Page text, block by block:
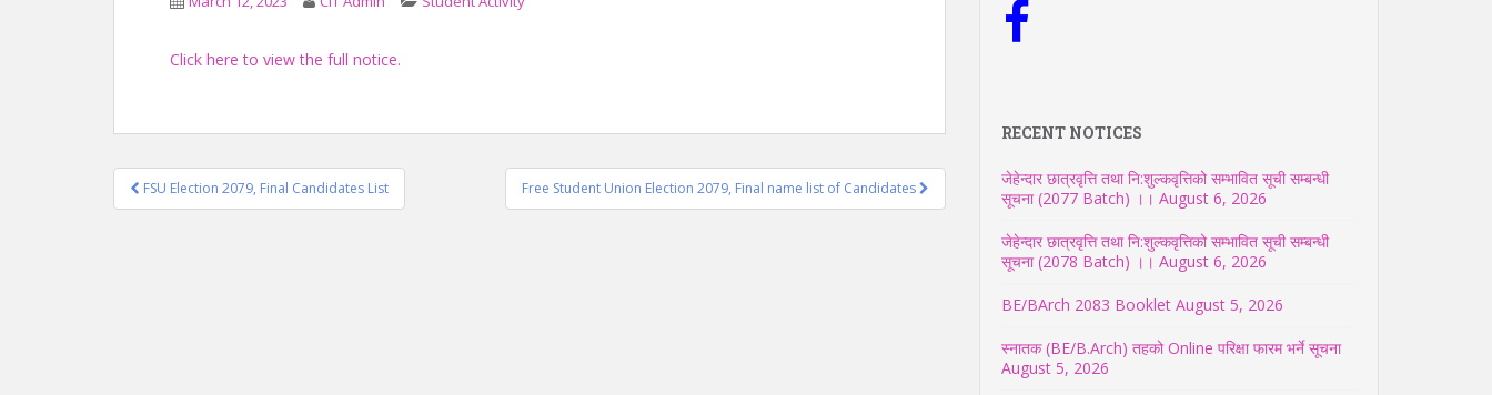
Click here to view the full notice.
Post
navigation
FSU Election 2079, Final Candidates List Free Student Union Election 2079, Final name list of Candidates
RECENT NOTICES
जेहेन्दार छात्रवृत्ति तथा नि:शुल्कवृत्तिको सम्भावित सूची सम्बन्धी
सूचना (2077 Batch) ।। August 6, 2026
जेहेन्दार छात्रवृत्ति तथा नि:शुल्कवृत्तिको सम्भावित सूची सम्बन्धी
सूचना (2078 Batch) ।। August 6, 2026
BE/BArch 2083 Booklet August 5, 2026
स्नातक (BE/B.Arch) तहको Online परिक्षा फारम भर्ने सूचना
August 5, 2026